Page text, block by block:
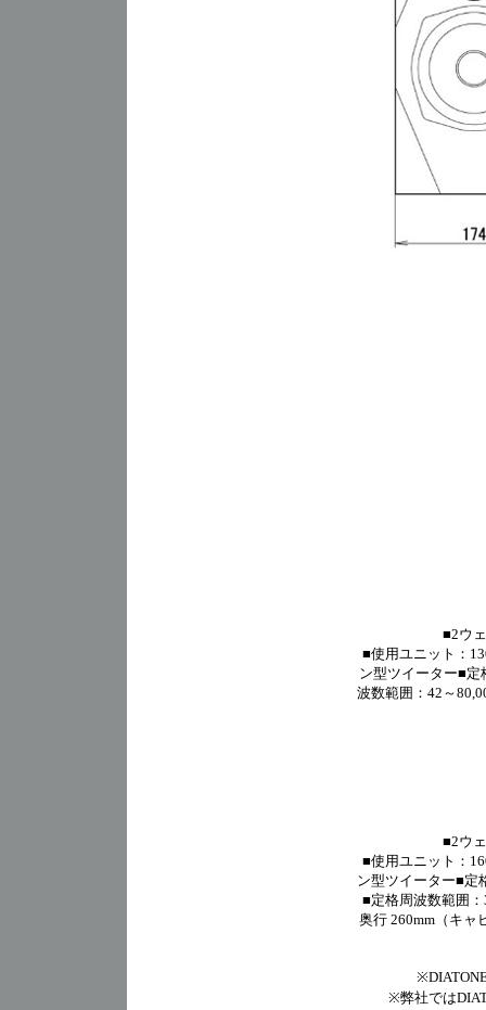
■2ウ
■使用ユニット：
ン型ツイーター■定
波数範囲：42～
■2ウ
■使用ユニット：
ン型ツイーター■定
■定格周波数範囲
奥行 260mm（キャ
※弊社では